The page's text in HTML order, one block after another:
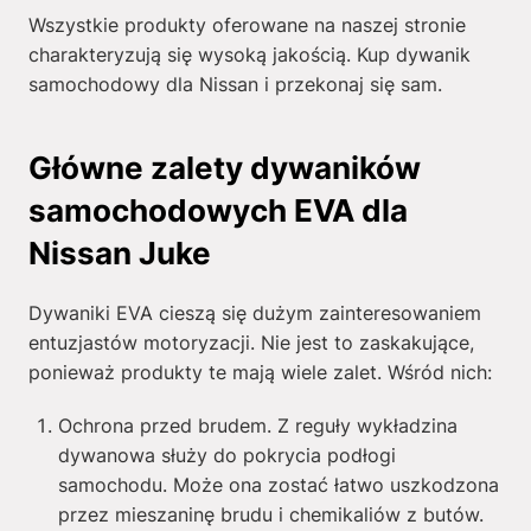
Wszystkie produkty oferowane na naszej stronie
charakteryzują się wysoką jakością. Kup dywanik
samochodowy dla Nissan i przekonaj się sam.
Główne zalety dywaników
samochodowych EVA dla
Nissan Juke
Dywaniki EVA cieszą się dużym zainteresowaniem
entuzjastów motoryzacji. Nie jest to zaskakujące,
ponieważ produkty te mają wiele zalet. Wśród nich:
Ochrona przed brudem. Z reguły wykładzina
dywanowa służy do pokrycia podłogi
samochodu. Może ona zostać łatwo uszkodzona
przez mieszaninę brudu i chemikaliów z butów.